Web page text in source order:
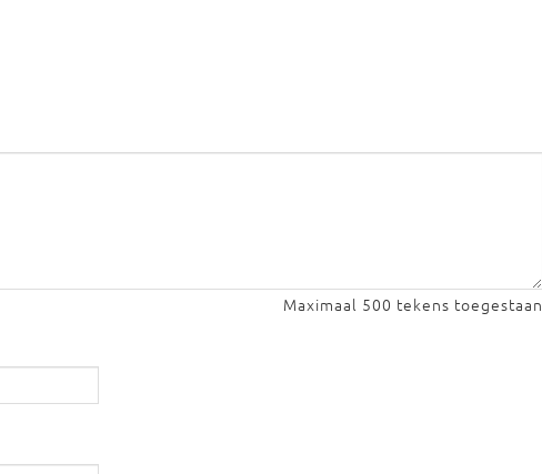
Maximaal 500 tekens toegestaan